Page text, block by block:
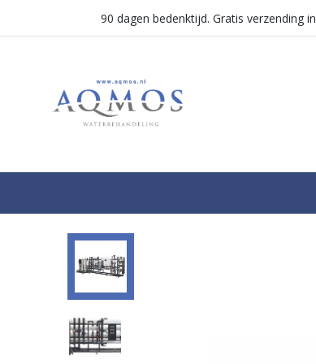
90 dagen bedenktijd. Gratis verzending in